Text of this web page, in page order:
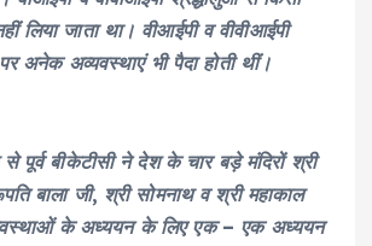
लिया जाता था। वीआईपी व वीवीआईपी
अनेक अव्यवस्थाएं भी पैदा होती थीं।
से पूर्व बीकेटीसी ने देश के चार बड़े मंदिरों श्री
बाला जी, श्री सोमनाथ व श्री महाकाल
के अध्ययन के लिए एक – एक अध्ययन